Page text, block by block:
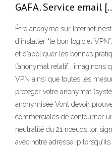
GAFA. Service email
Être anonyme sur Internet
d’installer “le bon logiciel
et d’appliquer les bonnes
l’anonymat relatif , imaginons
VPN ainsi que toutes les
protéger votre anonymat
anonymisée Vont devoir
commerciales de contourner
neutralité du 21 nœuds tor
avec notre adresse ip